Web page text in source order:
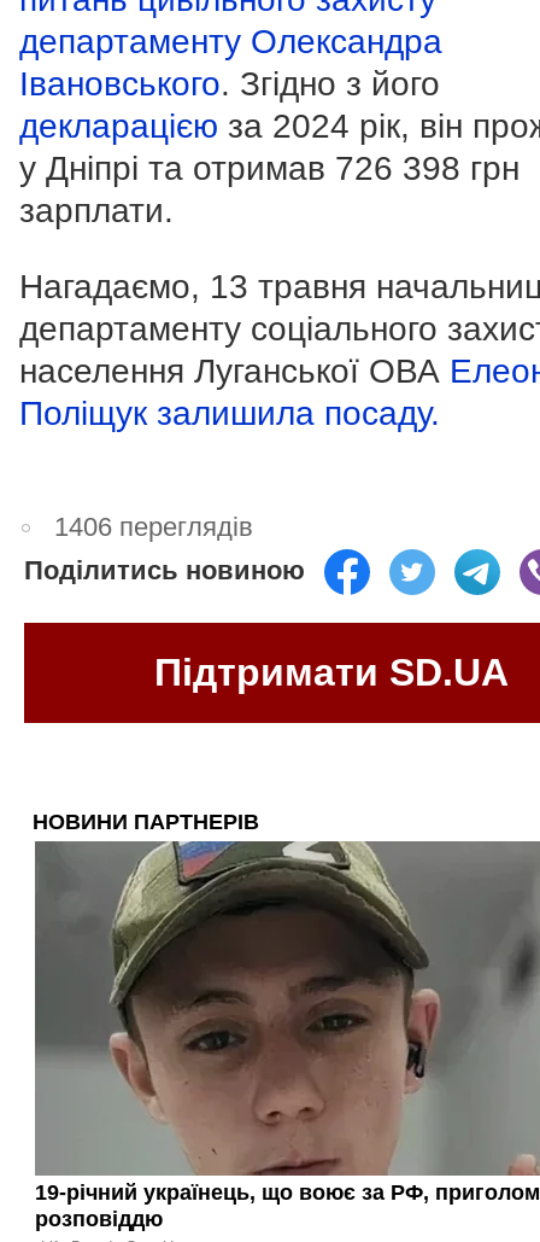
департаменту Олександра
Івановського. Згідно з його
декларацією за 2024 рік, він
у Дніпрі та отримав 726 398 грн
зарплати.
Нагадаємо, 13 травня
департаменту соціального
населення Луганської ОВА
Поліщук залишила посаду.
1406 переглядів
Поділитись новиною
Підтримати SD.UA